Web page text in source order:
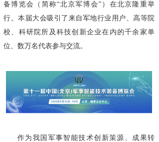
备博览会（简称“北京军博会”）在北京隆重举
行。本届大会吸引了来自军地行业用户、高等院
校、科研院所及科技创新企业在内的千余家单
位、数万名代表参与交流。
作为我国军事智能技术创新策源、成果转